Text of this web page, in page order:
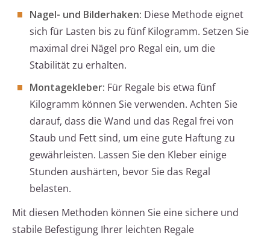
Nagel- und Bilderhaken: Diese Methode eignet
sich für Lasten bis zu fünf Kilogramm. Setzen Sie
maximal drei Nägel pro Regal ein, um die
Stabilität zu erhalten.
Montagekleber: Für Regale bis etwa fünf
Kilogramm können Sie verwenden. Achten Sie
darauf, dass die Wand und das Regal frei von
Staub und Fett sind, um eine gute Haftung zu
gewährleisten. Lassen Sie den Kleber einige
Stunden aushärten, bevor Sie das Regal
belasten.
Mit diesen Methoden können Sie eine sichere und
stabile Befestigung Ihrer leichten Regale